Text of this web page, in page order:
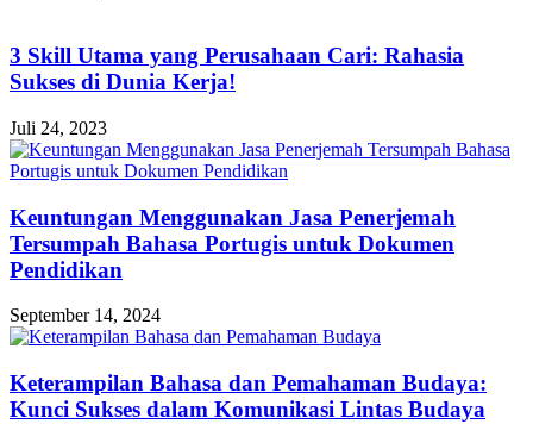
3 Skill Utama yang Perusahaan Cari: Rahasia
Sukses di Dunia Kerja!
Juli 24, 2023
Keuntungan Menggunakan Jasa Penerjemah
Tersumpah Bahasa Portugis untuk Dokumen
Pendidikan
September 14, 2024
Keterampilan Bahasa dan Pemahaman Budaya:
Kunci Sukses dalam Komunikasi Lintas Budaya